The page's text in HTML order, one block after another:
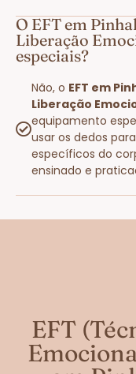
O EFT em
Liberação
especiais?
Não, o EFT em
Liberação
equipamento
usar os dedos
específicos do
ensinado e
EFT